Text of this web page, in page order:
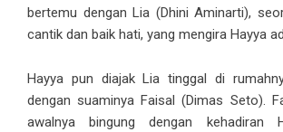
bertemu dengan Lia (Dhini Aminarti),
cantik dan baik hati, yang mengira Hayya
Hayya pun diajak Lia tinggal di
dengan suaminya Faisal (Dimas Seto).
awalnya bingung dengan kehadiran